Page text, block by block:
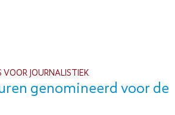
VOOR JOUR­NA­LIS­TIEK
ge­no­mi­neerd voor de